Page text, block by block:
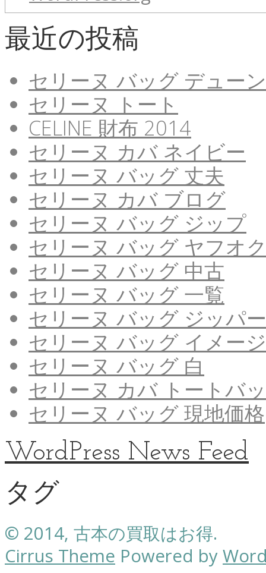
最近の投稿
セリーヌ バッグ デューン
セリーヌ トート
CELINE 財布 2014
セリーヌ カバ ネイビー
セリーヌ バッグ 丈夫
セリーヌ カバ ブログ
セリーヌ バッグ ジップ
セリーヌ バッグ ヤフオ
セリーヌ バッグ 中古
セリーヌ バッグ 一覧
セリーヌ バッグ ジッパー
セリーヌ バッグ イメージ
セリーヌ バッグ 白
セリーヌ カバ トートバ
セリーヌ バッグ 現地価格
WordPress News Feed
タグ
© 2014, 古本の買取はお得.
Cirrus Theme Powered by